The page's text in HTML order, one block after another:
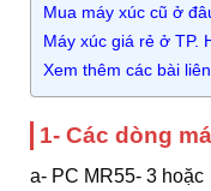
Mua máy xúc cũ ở
Máy xúc giá rẻ ở TP.
Xem thêm các bài
1- Các dòng
a- PC MR55- 3